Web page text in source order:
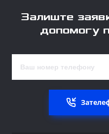
Залиште
допомогу